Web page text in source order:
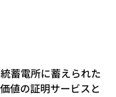
蓄電所に蓄えられた
値の証明サービスと